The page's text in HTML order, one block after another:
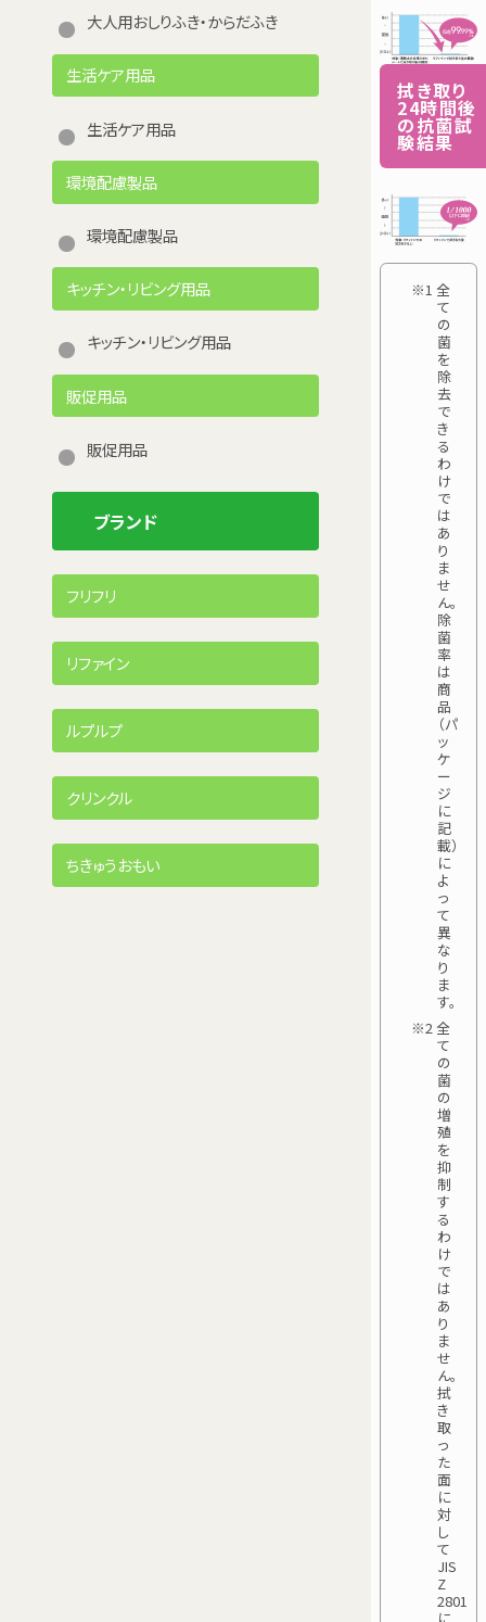
大人用おしりふき・からだふき
生活ケア用品
生活ケア用品
環境配慮製品
環境配慮製品
キッチン・リビング用品
キッチン・リビング用品
販促用品
販促用品
ブランド
フリフリ
リファイン
ルプルプ
クリンクル
ちきゅうおもい
拭き取り
24時間後
の抗菌試
験結果
※1 全
て
の
菌
を
除
去
で
き
る
わ
け
で
は
あ
り
ま
せ
ん。
除
菌
率
は
商
品
（パ
ッ
ケ
ー
ジ
に
記
載）
に
よ
っ
て
異
な
り
ま
す。
※2 全
て
の
菌
の
増
殖
を
抑
制
す
る
わ
け
で
は
あ
り
ま
せ
ん。
拭
き
取
っ
た
面
に
対
し
て
JIS
Z
2801